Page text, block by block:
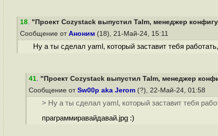
18. "Проект Cozystack выпустил Talm, менеджер
Сообщение от Аноним (18), 21-Май-24, 15:11
Ну а ты сделал yaml, который заставит тебя
41. "Проект Cozystack выпустил Talm, менеджер
Сообщение от Sw00p aka Jerom (?), 22-Май-24, 01:58
> Ну а ты сделал yaml, который заставит тебя
праграммиравайдавай.jpg :)